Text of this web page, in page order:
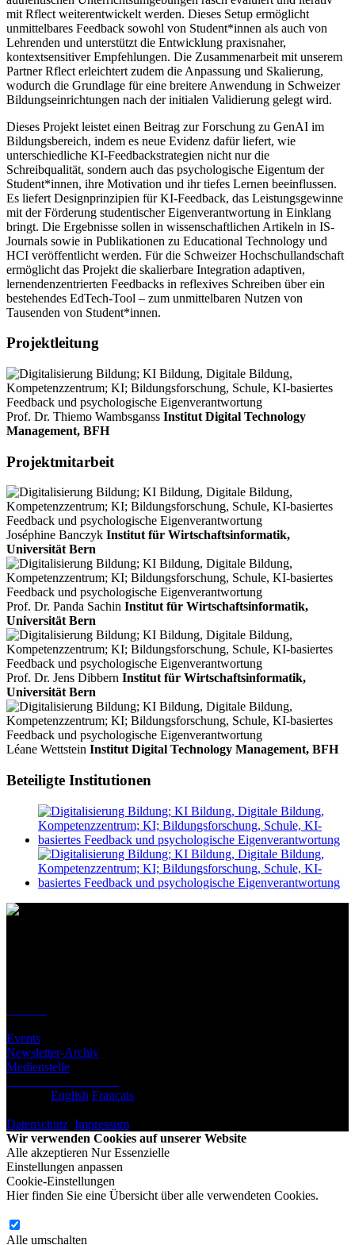
mit Rflect weiterentwickelt werden. Dieses Setup ermöglicht
unmittelbares Feedback sowohl von Student*innen als auch von
Lehrenden und unterstützt die Entwicklung praxisnaher,
kontextsensitiver Empfehlungen. Die Zusammenarbeit mit unserem
Partner Rflect erleichtert zudem die Anpassung und Skalierung,
wodurch die Grundlage für eine breitere Anwendung in Schweizer
Bildungseinrichtungen nach der initialen Validierung gelegt wird.
Dieses Projekt leistet einen Beitrag zur Forschung zu GenAI im
Bildungsbereich, indem es neue Evidenz dafür liefert, wie
unterschiedliche KI-Feedbackstrategien nicht nur die
Schreibqualität, sondern auch das psychologische Eigentum der
Student*innen, ihre Motivation und ihr tiefes Lernen beeinflussen.
Es liefert Designprinzipien für KI-Feedback, das Leistungsgewinne
mit der Förderung studentischer Eigenverantwortung in Einklang
bringt. Die Ergebnisse sollen in wissenschaftlichen Artikeln in IS-
Journals sowie in Publikationen zu Educational Technology und
HCI veröffentlicht werden. Für die Schweizer Hochschullandschaft
ermöglicht das Projekt die skalierbare Integration adaptiven,
lernendenzentrierten Feedbacks in reflexives Schreiben über ein
bestehendes EdTech-Tool – zum unmittelbaren Nutzen von
Tausenden von Student*innen.
Projektleitung
Prof. Dr. Thiemo Wambsganss Institut Digital Technology
Management, BFH
Projektmitarbeit
Joséphine Banczyk Institut für Wirtschaftsinformatik,
Universität Bern
Prof. Dr. Panda Sachin Institut für Wirtschaftsinformatik,
Universität Bern
Prof. Dr. Jens Dibbern Institut für Wirtschaftsinformatik,
Universität Bern
Léane Wettstein Institut Digital Technology Management, BFH
Beteiligte Institutionen
Events
Newsletter-Archiv
Medienstelle
English Français
Datenschutz Impressum
Wir verwenden Cookies auf unserer Website
Alle akzeptieren Nur Essenzielle
Einstellungen anpassen
Cookie-Einstellungen
Hier finden Sie eine Übersicht über alle verwendeten Cookies.
Alle umschalten